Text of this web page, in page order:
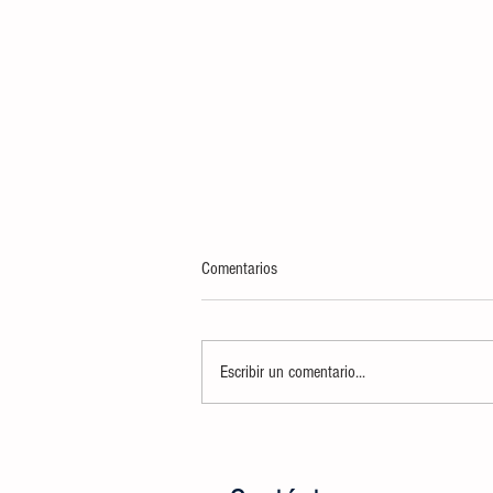
NARCÓTICOS, DECOMISADOS EN LA
Comentarios
Escribir un comentario...